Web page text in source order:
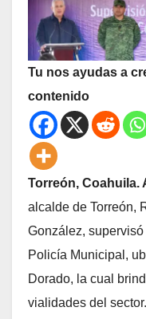
Tu nos ayudas a
contenido
Torreón, Coahuila.
alcalde de Torreón,
González,
Policía Municipal,
Dorado, la cual
vialidades del